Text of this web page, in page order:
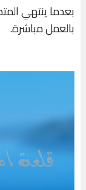
بعدما ينتهي
بالعمل مباشرة.